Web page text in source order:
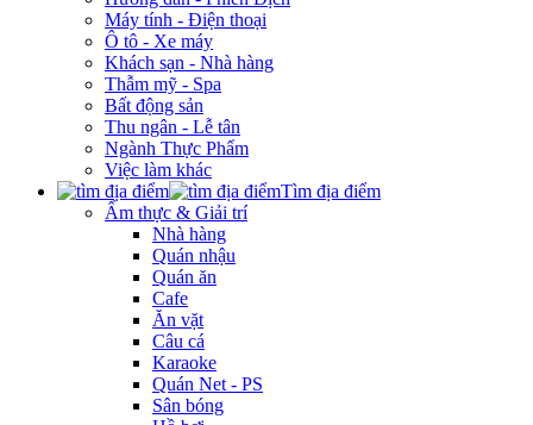
Máy tính - Điện thoại
Ô tô - Xe máy
Khách sạn - Nhà hàng
Thẫm mỹ - Spa
Bất động sản
Thu ngân - Lễ tân
Ngành Thực Phẩm
Việc làm khác
Tìm địa điểm
Ẩm thực & Giải trí
Nhà hàng
Quán nhậu
Quán ăn
Cafe
Ăn vặt
Câu cá
Karaoke
Quán Net - PS
Sân bóng